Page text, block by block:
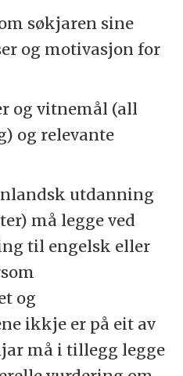
søkjaren sine
og motivasjon for
og vitnemål (all
og relevante
utdanning
må legge ved
til engelsk eller
og
ikkje er på eit av
må i tillegg legge